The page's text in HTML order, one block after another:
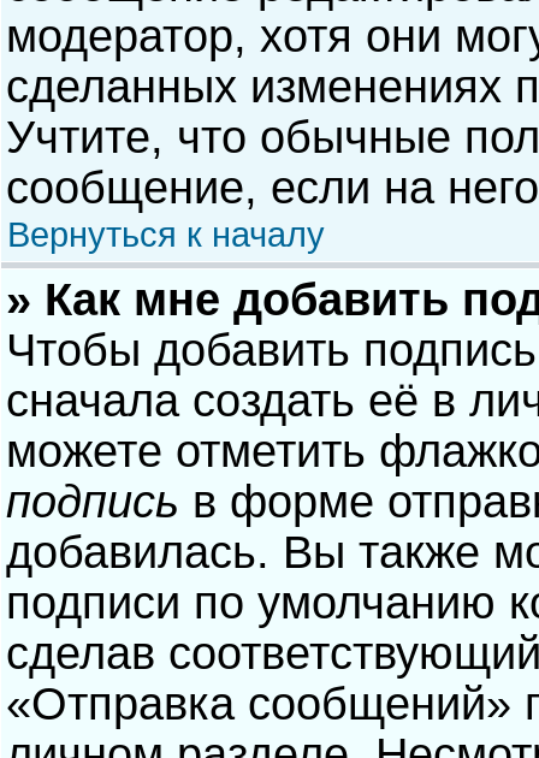
модератор, хотя они
сделанных изменениях
Учтите, что обычные
сообщение, если на
Вернуться к началу
» Как мне добавить
Чтобы добавить
сначала создать её в
можете отметить
подпись в форме
добавилась. Вы также
подписи по умолчанию
сделав
«Отправка сообщений»